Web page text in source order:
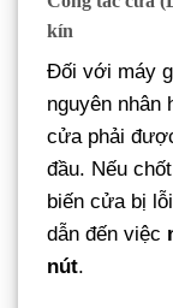
kín
Đối với máy
nguyên nhân
cửa phải
đầu. Nếu
biến cửa bị
dẫn đến việc
nút.